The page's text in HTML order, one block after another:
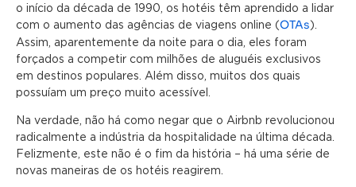
o início da década de 1990, os hotéis têm aprendido a lidar
com o aumento das agências de viagens online (OTAs).
Assim, aparentemente da noite para o dia, eles foram
forçados a competir com milhões de aluguéis exclusivos
em destinos populares. Além disso, muitos dos quais
possuíam um preço muito acessível.
Na verdade, não há como negar que o Airbnb revolucionou
radicalmente a indústria da hospitalidade na última década.
Felizmente, este não é o fim da história – há uma série de
novas maneiras de os hotéis reagirem.